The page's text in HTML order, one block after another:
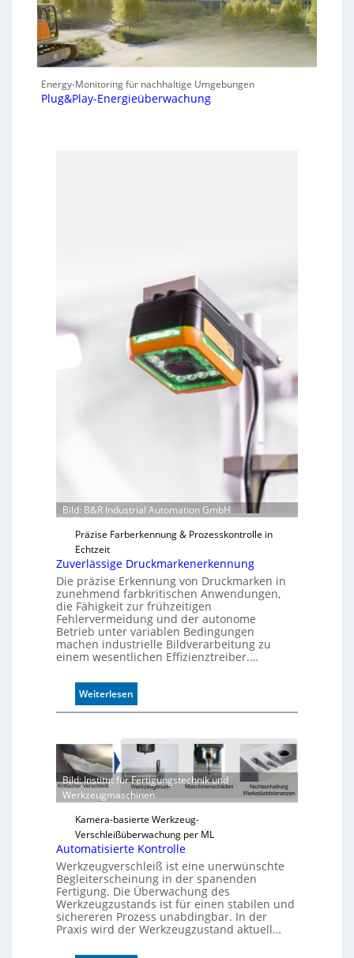
Energy-Monitoring für nachhaltige Umgebungen
Plug&Play-Energieüberwachung
Bild: B&R Industrial Automation GmbH
Präzise Farberkennung & Prozesskontrolle in
Echtzeit
Zuverlässige Druckmarkenerkennung
Die präzise Erkennung von Druckmarken in
zunehmend farbkritischen Anwendungen,
die Fähigkeit zur frühzeitigen
Fehlervermeidung und der autonome
Betrieb unter variablen Bedingungen
machen industrielle Bildverarbeitung zu
einem wesentlichen Effizienztreiber.…
Weiterlesen
Z
v
e
r
l
ä
e
D
r
u
c
Bild: Institut für Fertigungstechnik und
Werkzeugmaschinen
Kamera-basierte Werkzeug-
Verschleißüberwachung per ML
Automatisierte Kontrolle
Werkzeugverschleiß ist eine unerwünschte
Begleiterscheinung in der spanenden
Fertigung. Die Überwachung des
Werkzeugzustands ist für einen stabilen und
sichereren Prozess unabdingbar. In der
Praxis wird der Werkzeugzustand aktuell…